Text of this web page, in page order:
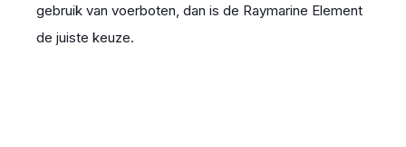
gebruik van voerboten, dan is de Raymarine Element
de juiste keuze.